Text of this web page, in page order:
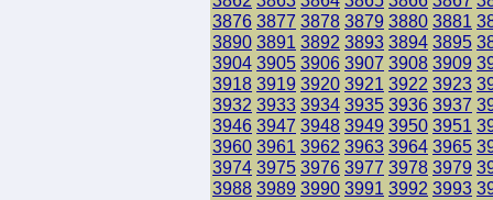
3876 3877 3878 3879 3880 3881
3890 3891 3892 3893 3894 3895
3904 3905 3906 3907 3908 3909
3918 3919 3920 3921 3922 3923
3932 3933 3934 3935 3936 3937
3946 3947 3948 3949 3950 3951
3960 3961 3962 3963 3964 3965
3974 3975 3976 3977 3978 3979
3988 3989 3990 3991 3992 3993